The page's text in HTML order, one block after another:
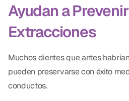
Ayudan a
Extracciones
Muchos dientes que antes
pueden preservarse con éxito
conductos.